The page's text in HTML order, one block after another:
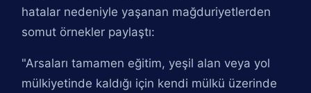
hatalar nedeniyle yaşanan mağduriyetlerden
somut örnekler paylaştı:
"Arsaları tamamen eğitim, yeşil alan veya yol
mülkiyetinde kaldığı için kendi mülkü üzerinde